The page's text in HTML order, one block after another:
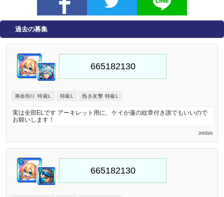
過去の募集
将命削り 特級L 特級L 熱き友撃 特級L
実は全部ELです アーキレット用に、ケイか蓮の紋章付き誰でもいいので
お願いします！
2/4/2024